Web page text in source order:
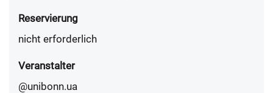
Reservierung
nicht erforderlich
Veranstalter
@unibonn.ua